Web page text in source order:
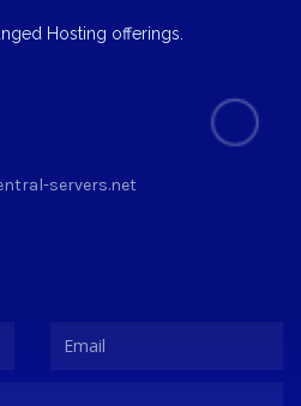
Hosting offerings.
servers.net